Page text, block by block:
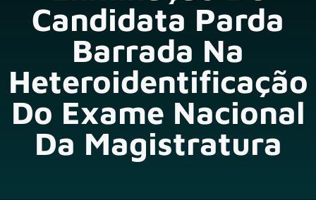
Candidata Parda
Barrada Na
Heteroidentificação
Do Exame Nacional
Da Magistratura